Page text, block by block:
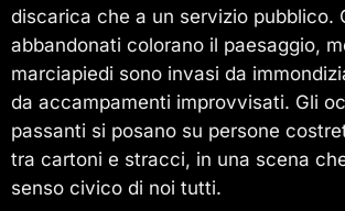
discarica che a un servizio pubblico.
abbandonati colorano il paesaggio,
marciapiedi sono invasi da
da accampamenti improvvisati. Gli
passanti si posano su persone
tra cartoni e stracci, in una scena
senso civico di noi tutti.